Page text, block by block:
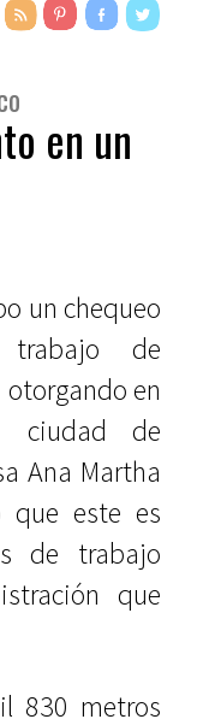
en un
un chequeo
de
en
ciudad de
Ana Martha
que este es
de trabajo
que
830 metros